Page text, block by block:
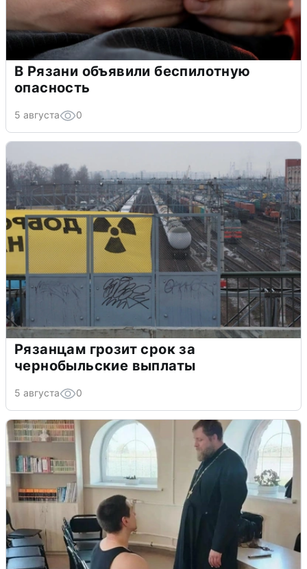
В Рязани объявили беспилотную
опасность
5 августа 0
Рязанцам грозит срок за
чернобыльские выплаты
5 августа 0